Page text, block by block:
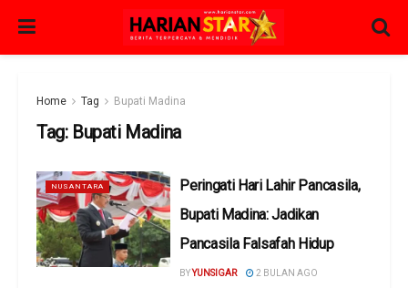
Home Tag Bupati Madina
Tag: Bupati Madina
NUSANTARA
Peringati Hari Lahir Pancasila,
Bupati Madina: Jadikan
Pancasila Falsafah Hidup
BYYUNSIGAR 2 BULAN AGO